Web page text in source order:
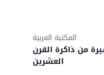
المكتبة العربية
من ذاكرة القرن
العشرين